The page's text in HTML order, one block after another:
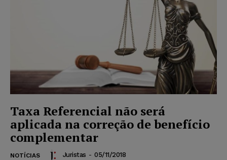
Taxa Referencial não será
aplicada na correção de benefício
complementar
NOTÍCIAS Juristas - 05/11/2018